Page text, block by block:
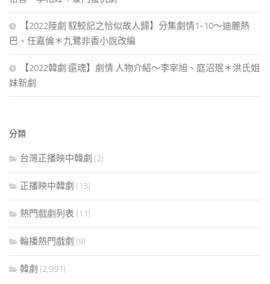
【2022陸劇 馭鮫記之恰似故人歸】分集劇情1-10～迪麗熱
巴、任嘉倫＊九鷺非香小說改編
【2022韓劇 還魂】劇情.人物介紹～李宰旭、庭沼珉＊洪氏姐
妹新劇
分類
台灣正播映中韓劇 (2)
正播映中韓劇 (13)
熱門戲劇列表 (11)
輪播熱門戲劇 (9)
韓劇 (2,991)